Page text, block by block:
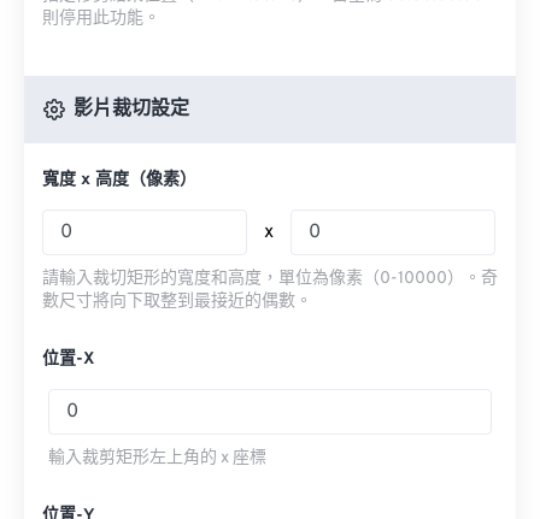
則停用此功能。
影片裁切設定
寬度 x 高度（像素）
x
請輸入裁切矩形的寬度和高度，單位為像素（0-10000）。奇
數尺寸將向下取整到最接近的偶數。
位置-X
輸入裁剪矩形左上角的 x 座標